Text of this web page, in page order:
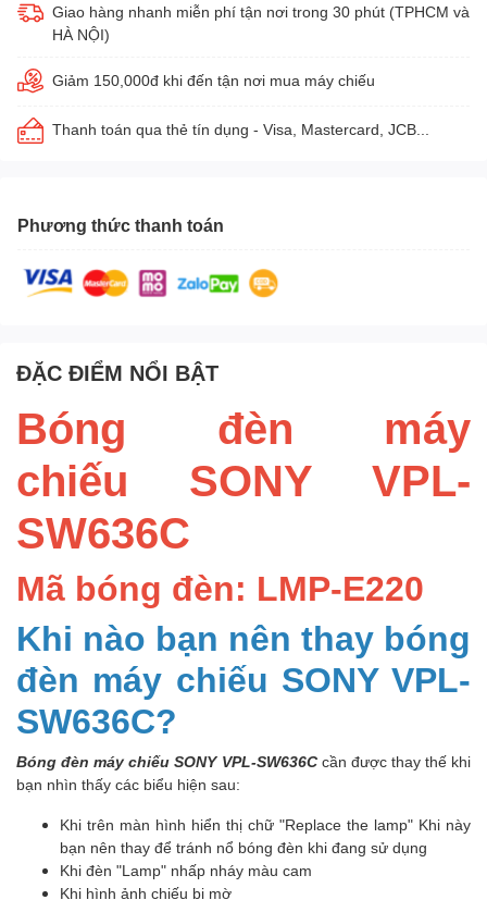
Giao hàng nhanh miễn phí tận nơi trong 30 phút (TPHCM và
HÀ NỘI)
Giảm 150,000đ khi đến tận nơi mua máy chiếu
Thanh toán qua thẻ tín dụng - Visa, Mastercard, JCB...
Phương thức thanh toán
ĐẶC ĐIỂM NỔI BẬT
Bóng đèn máy
chiếu SONY VPL-
SW636C
Mã bóng đèn: LMP-E220
Khi nào bạn nên thay bóng
đèn máy chiếu SONY VPL-
SW636C?
Bóng đèn máy chiếu SONY VPL-SW636C cần được thay thế khi
bạn nhìn thấy các biểu hiện sau:
Khi trên màn hình hiển thị chữ "Replace the lamp" Khi này
bạn nên thay để tránh nổ bóng đèn khi đang sử dụng
Khi đèn "Lamp" nhấp nháy màu cam
Khi hình ảnh chiếu bị mờ